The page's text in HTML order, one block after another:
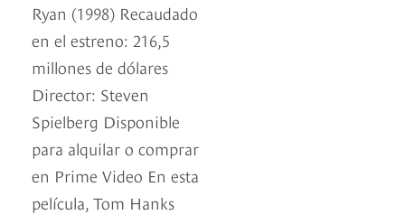
Ryan (1998) Recaudado
en el estreno: 216,5
millones de dólares
Director: Steven
Spielberg Disponible
para alquilar o comprar
en Prime Video En esta
película, Tom Hanks